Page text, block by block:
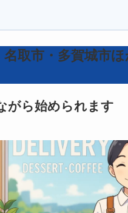
取市・多賀城市
がら始められます